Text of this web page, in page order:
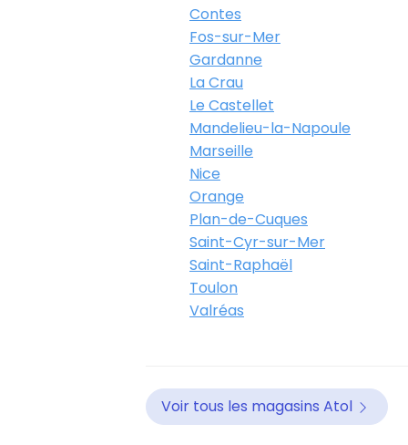
Contes
Fos-sur-Mer
Gardanne
La Crau
Le Castellet
Mandelieu-la-Napoule
Marseille
Nice
Orange
Plan-de-Cuques
Saint-Cyr-sur-Mer
Saint-Raphaël
Toulon
Valréas
Voir tous les magasins Atol